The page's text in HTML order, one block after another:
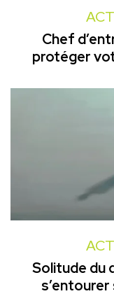
Chef
protéger
Solitude du